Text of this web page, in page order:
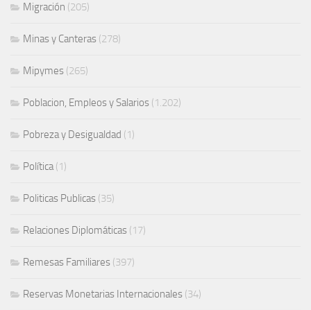
Migración (205)
Minas y Canteras (278)
Mipymes (265)
Poblacion, Empleos y Salarios (1.202)
Pobreza y Desigualdad (1)
Política(1)
Politicas Publicas (35)
Relaciones Diplomáticas (17)
Remesas Familiares (397)
Reservas Monetarias Internacionales (34)